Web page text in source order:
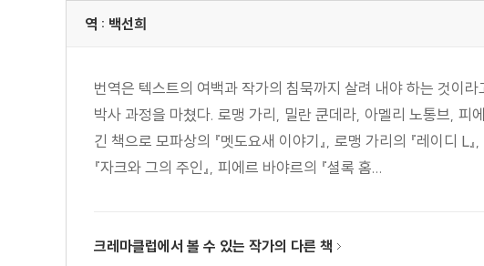
역 : 백선희
번역은 텍스트의 여백과 작가의 침묵까지 살려 내야 하는 것이
박사 과정을 마쳤다. 로맹 가리, 밀란 쿤데라, 아멜리 노통브, 피
긴 책으로 모파상의 『멧도요새 이야기』, 로맹 가리의 『레이디 L』,
『자크와 그의 주인』, 피에르 바야르의 『셜록 홈...
크레마클럽에서 볼 수 있는 작가의 다른 책